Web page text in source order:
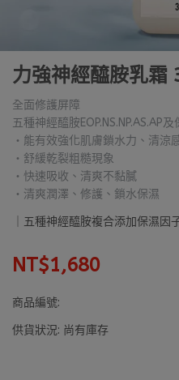
力強神經醯胺乳霜
全面修護屏障
五種神經醯胺EOP.NS.NP.AS.AP
‧能有效強化肌膚鎖水力、清涼
‧舒緩乾裂粗糙現象
‧快速吸收、清爽不黏膩
‧清爽潤澤、修護、鎖水保濕
｜五種神經醯胺複合添加保濕因
NT$1,680
商品編號:
供貨狀況: 尚有庫存